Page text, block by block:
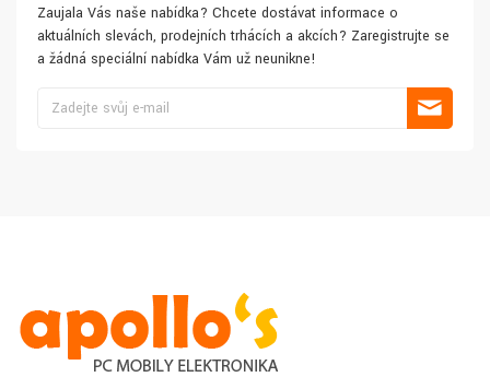
Zaujala Vás naše nabídka? Chcete dostávat informace o
aktuálních slevách, prodejních trhácích a akcích? Zaregistrujte se
a žádná speciální nabídka Vám už neunikne!